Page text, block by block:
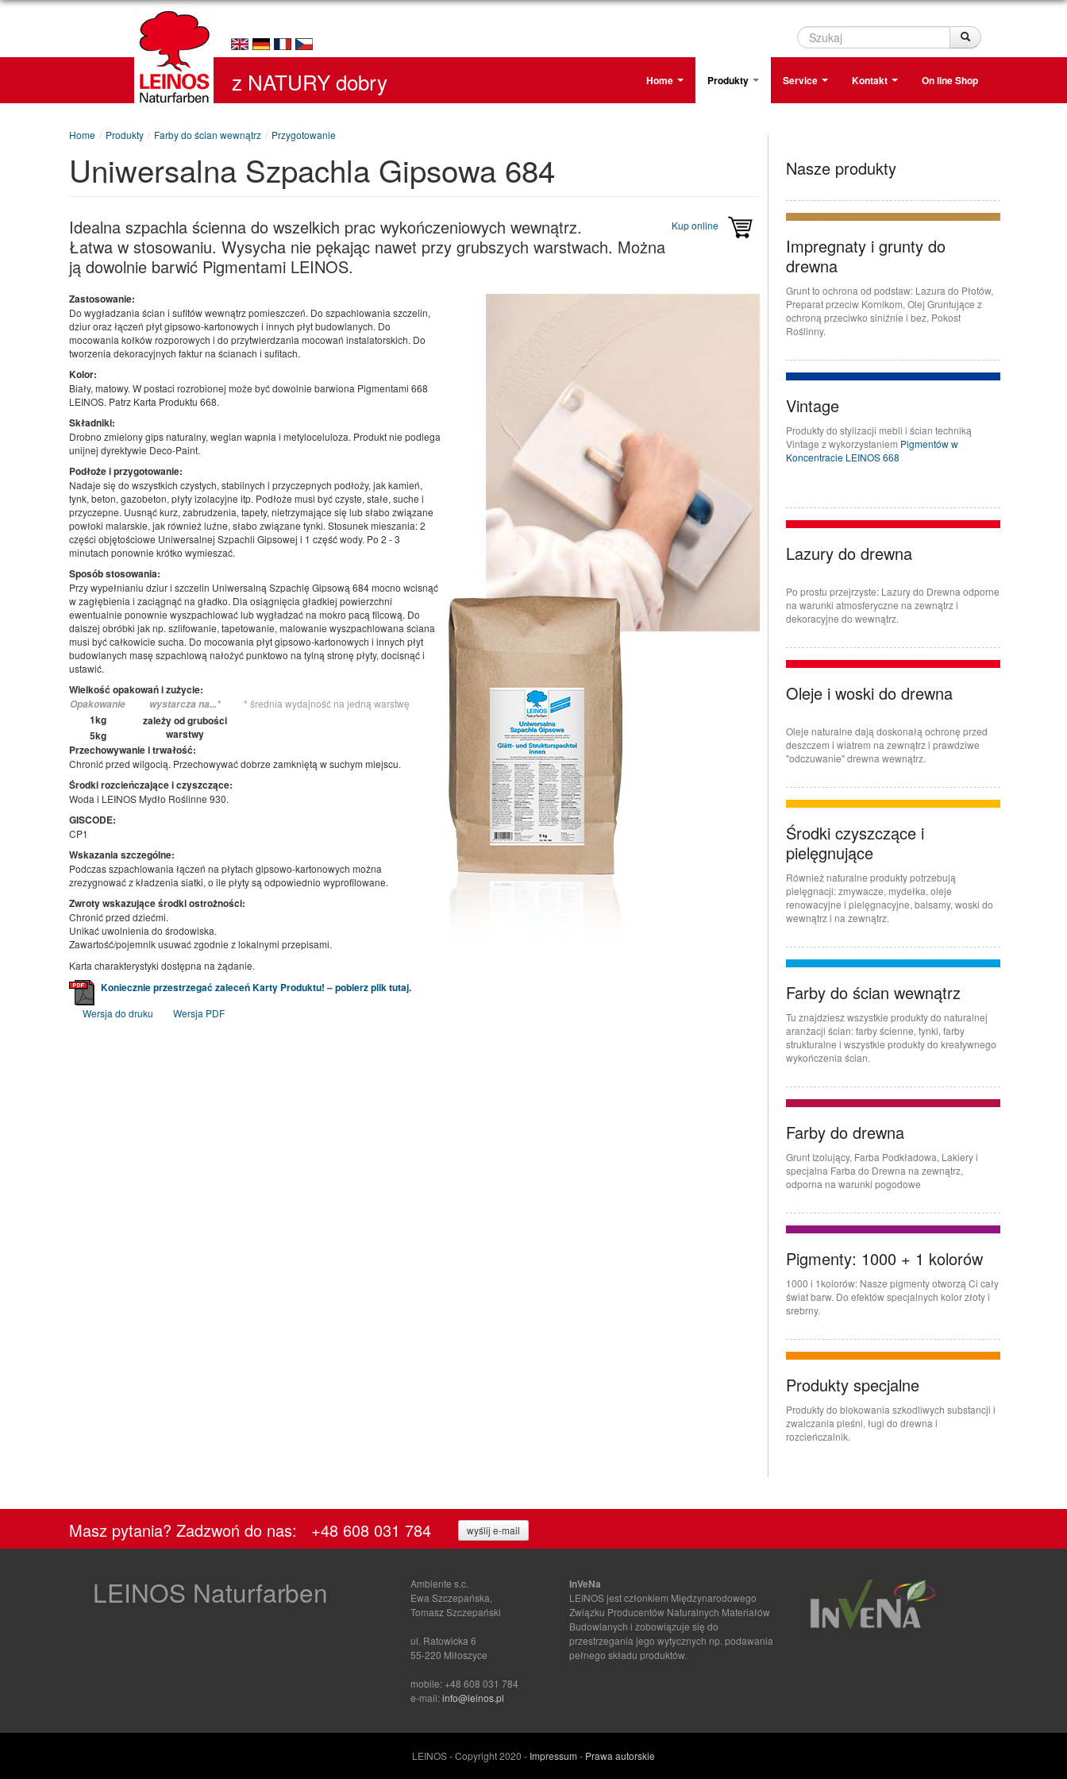
Szukaj Szukaj
Home Produkty Service Kontakt On line Shop
z NATURY dobry
Home / Produkty / Farby do ścian wewnątrz / Przygotowanie
Uniwersalna Szpachla Gipsowa 684
Kup online
Idealna szpachla ścienna do wszelkich prac wykończeniowych wewnątrz.
Łatwa w stosowaniu. Wysycha nie pękając nawet przy grubszych warstwach. Można
ją dowolnie barwić Pigmentami LEINOS.
Zastosowanie:
Do wygładzania ścian i sufitów wewnątrz pomieszczeń. Do szpachlowania szczelin,
dziur oraz łączeń płyt gipsowo-kartonowych i innych płyt budowlanych. Do
mocowania kołków rozporowych i do przytwierdzania mocowań instalatorskich. Do
tworzenia dekoracyjnych faktur na ścianach i sufitach.
Kolor:
Biały, matowy. W postaci rozrobionej może być dowolnie barwiona Pigmentami 668
LEINOS. Patrz Karta Produktu 668.
Składniki:
Drobno zmielony gips naturalny, weglan wapnia i metyloceluloza. Produkt nie podlega
unijnej dyrektywie Deco-Paint.
Podłoże i przygotowanie:
Nadaje się do wszystkich czystych, stabilnych i przyczepnych podłoży, jak kamień,
tynk, beton, gazobeton, płyty izolacyjne itp. Podłoże musi być czyste, stałe, suche i
przyczepne. Uusnąć kurz, zabrudzenia, tapety, nietrzymające się lub słabo związane
powłoki malarskie, jak również luźne, słabo związane tynki. Stosunek mieszania: 2
części objętościowe Uniwersalnej Szpachli Gipsowej i 1 część wody. Po 2 - 3
minutach ponownie krótko wymieszać.
Sposób stosowania:
Przy wypełnianiu dziur i szczelin Uniwersalną Szpachlę Gipsową 684 mocno wcisnąć
w zagłębienia i zaciągnąć na gładko. Dla osiągnięcia gładkiej powierzchni
ewentualnie ponownie wyszpachlować lub wygładzać na mokro pacą filcową. Do
dalszej obróbki jak np. szlifowanie, tapetowanie, malowanie wyszpachlowana ściana
musi być całkowicie sucha. Do mocowania płyt gipsowo-kartonowych i innych płyt
budowlanych masę szpachlową nałożyć punktowo na tylną stronę płyty, docisnąć i
ustawić.
Wielkość opakowań i zużycie:
Opakowanie wystarcza na...*
1kg
zależy od grubości
warstwy
5kg
* średnia wydajność na jedną warstwę
Przechowywanie i trwałość:
Chronić przed wilgocią. Przechowywać dobrze zamkniętą w suchym miejscu.
Środki rozcieńczające i czyszczące:
Woda i LEINOS Mydło Roślinne 930.
GISCODE:
CP1
Wskazania szczególne:
Podczas szpachlowania łączeń na płytach gipsowo-kartonowych można
zrezygnować z kładzenia siatki, o ile płyty są odpowiednio wyprofilowane.
Zwroty wskazujące środki ostrożności:
Chronić przed dziećmi.
Unikać uwolnienia do środowiska.
Zawartość/pojemnik usuwać zgodnie z lokalnymi przepisami.
Karta charakterystyki dostępna na żądanie.
Koniecznie przestrzegać zaleceń Karty Produktu! – pobierz plik tutaj.
Wersja do druku Wersja PDF
Nasze produkty
Impregnaty i grunty do
drewna
Grunt to ochrona od podstaw: Lazura do Płotów,
Preparat przeciw Kornikom, Olej Gruntujące z
ochroną przeciwko siniźnie i bez, Pokost
Roślinny.
Vintage
Produkty do stylizacji mebli i ścian techniką
Vintage z wykorzystaniem Pigmentów w
Koncentracie LEINOS 668
Lazury do drewna
Po prostu przejrzyste: Lazury do Drewna odporne
na warunki atmosferyczne na zewnątrz i
dekoracyjne do wewnątrz.
Oleje i woski do drewna
Oleje naturalne dają doskonałą ochronę przed
deszczem i wiatrem na zewnątrz i prawdziwe
"odczuwanie" drewna wewnątrz.
Środki czyszczące i
pielęgnujące
Również naturalne produkty potrzebują
pielęgnacji: zmywacze, mydełka, oleje
renowacyjne i pielęgnacyjne, balsamy, woski do
wewnątrz i na zewnątrz.
Farby do ścian wewnątrz
Tu znajdziesz wszystkie produkty do naturalnej
aranżacji ścian: farby ścienne, tynki, farby
strukturalne i wszystkie produkty do kreatywnego
wykończenia ścian.
Farby do drewna
Grunt Izolujący, Farba Podkładowa, Lakiery i
specjalna Farba do Drewna na zewnątrz,
odporna na warunki pogodowe
Pigmenty: 1000 + 1 kolorów
1000 i 1kolorów: Nasze pigmenty otworzą Ci cały
świat barw. Do efektów specjalnych kolor złoty i
srebrny.
Produkty specjalne
Produkty do blokowania szkodliwych substancji i
zwalczania pleśni, ługi do drewna i
rozcieńczalnik.
Masz pytania? Zadzwoń do nas: +48 608 031 784 wyślij e-mail
LEINOS Naturfarben
Ambiente s.c.
Ewa Szczepańska,
Tomasz Szczepański
ul. Ratowicka 6
55-220 Miłoszyce
mobile: +48 608 031 784
e-mail:info@leinos.pl
InVeNa
LEINOS jest członkiem Międzynarodowego
Związku Producentów Naturalnych Materiałów
Budowlanych i zobowiązuje się do
przestrzegania jego wytycznych np. podawania
pełnego składu produktów.
LEINOS - Copyright 2020 - Impressum - Prawa autorskie